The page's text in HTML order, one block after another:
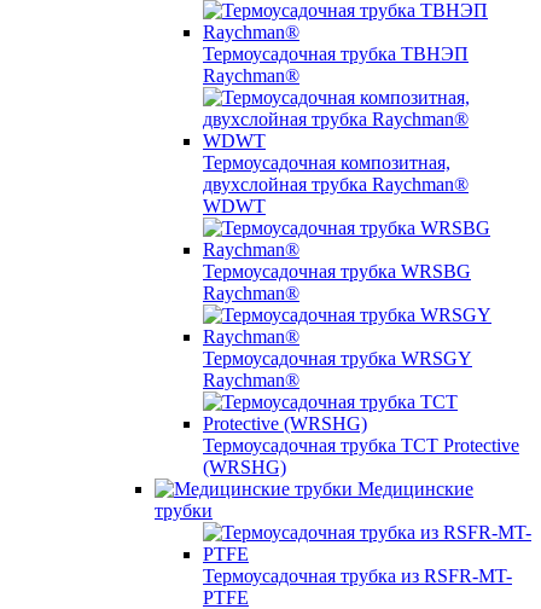
Термоусадочная трубка ТВНЭП
Raychman®
Термоусадочная композитная,
двухслойная трубка Raychman®
WDWT
Термоусадочная трубка WRSBG
Raychman®
Термоусадочная трубка WRSGY
Raychman®
Термоусадочная трубка TCT Protective
(WRSHG)
Медицинские
трубки
Термоусадочная трубка из RSFR-MT-
PTFE